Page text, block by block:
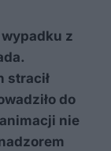
z
stracił
do
nie